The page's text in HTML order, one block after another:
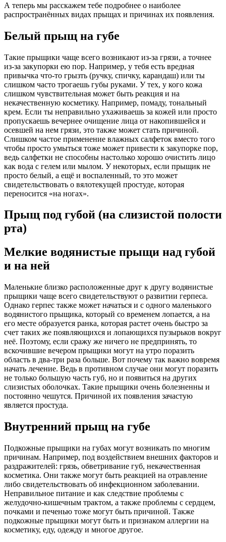
А теперь мы расскажем тебе подробнее о наиболее
распространённых видах прыщах и причинах их появления.
Белый прыщ на губе
Такие прыщики чаще всего возникают из-за грязи, а точнее
из-за закупорки ею пор. Например, у тебя есть вредная
привычка что-то грызть (ручку, спичку, карандаш) или ты
слишком часто трогаешь губы руками. У тех, у кого кожа
слишком чувствительная может быть реакция и на
некачественную косметику. Например, помаду, тональный
крем. Если ты неправильно ухаживаешь за кожей или просто
пропускаешь вечернее очищение лица от накопившейся и
осевшей на нем грязи, это также может стать причиной.
Слишком частое применение влажных салфеток вместо того
чтобы просто умыться тоже может привести к закупорке пор,
ведь салфетки не способны настолько хорошо очистить лицо
как вода с гелем или мылом. У некоторых, если прыщик не
просто белый, а ещё и воспаленный, то это может
свидетельствовать о вялотекущей простуде, которая
переносится «на ногах».
Прыщ под губой (на слизистой полости
рта)
Мелкие водянистые прыщи над губой
и на ней
Маленькие близко расположенные друг к другу водянистые
прыщики чаще всего свидетельствуют о развитии герпеса.
Однако герпес также может начаться и с одного маленького
водянистого прыщика, который со временем лопается, а на
его месте образуется ранка, которая растет очень быстро за
счет таких же появляющихся и лопающихся пузырьков вокруг
неё. Поэтому, если сражу же ничего не предпринять, то
вскочившие вечером прыщики могут на утро поразить
область в два-три раза больше. Вот почему так важно вовремя
начать лечение. Ведь в противном случае они могут поразить
не только большую часть губ, но и появиться на других
слизистых оболочках. Такие прыщики очень болезненны и
постоянно чешутся. Причиной их появления зачастую
является простуда.
Внутренний прыщ на губе
Подкожные прыщики на губах могут возникать по многим
причинам. Например, под воздействием внешних факторов и
раздражителей: грязь, обветривание губ, некачественная
косметика. Они также могут быть реакцией на отравление
либо свидетельствовать об инфекционном заболевании.
Неправильное питание и как следствие проблемы с
желудочно-кишечным трактом, а также проблемы с сердцем,
почками и печенью тоже могут быть причиной. Также
подкожные прыщики могут быть и признаком аллергии на
косметику, еду, одежду и многое другое.